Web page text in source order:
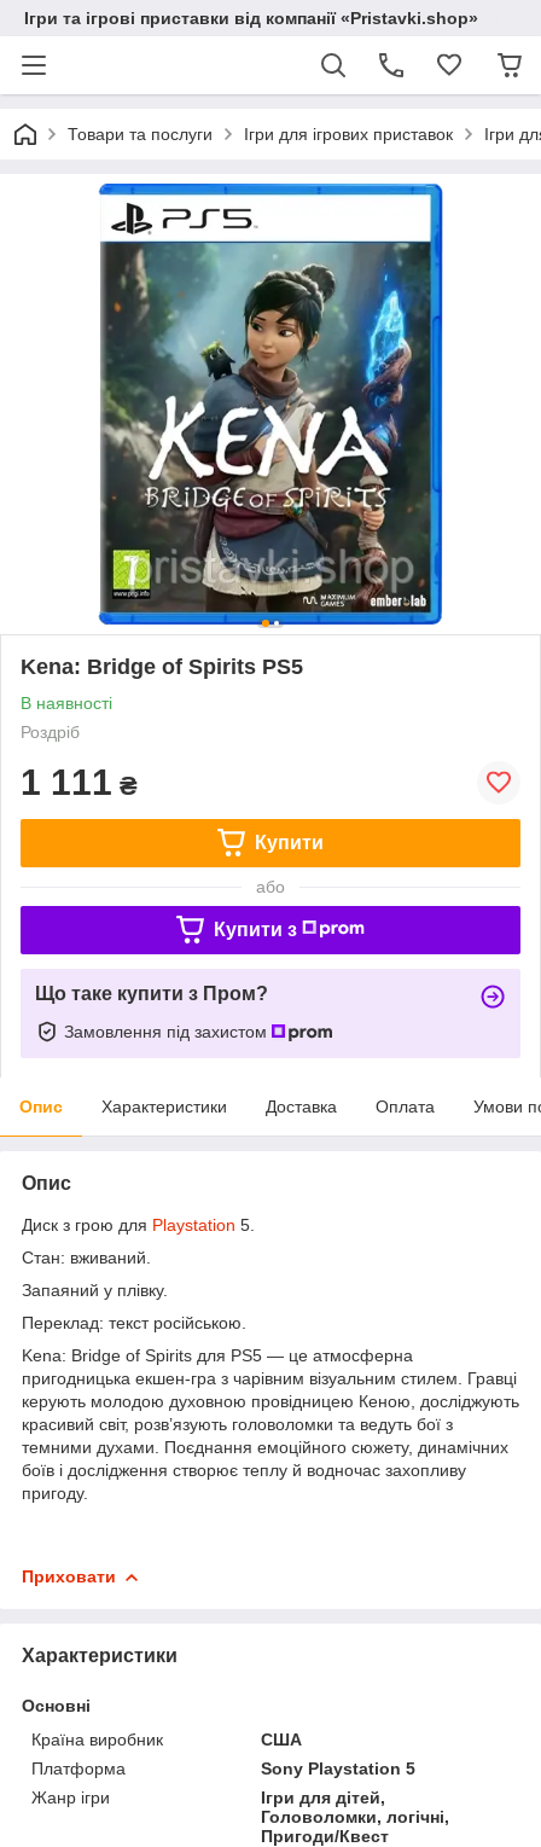
Ігри та ігрові приставки від компанії «Pristavki.shop»
Товари та послуги Ігри для ігрових приставок Ігри
Kena: Bridge of Spirits PS5
В наявності
Роздріб
1 111 ₴
Купити
або
Купити з
Що таке купити з Пром?
Замовлення під захистом
Опис Характеристики Доставка Оплата Умови
Опис
Диск з грою для Playstation 5.
Стан: вживаний.
Запаяний у плівку.
Переклад: текст російською.
Kena: Bridge of Spirits для PS5 — це атмосферна
пригодницька екшен-гра з чарівним візуальним стилем. Гравці
керують молодою духовною провідницею Кеною, досліджують
красивий світ, розв’язують головоломки та ведуть бої з
темними духами. Поєднання емоційного сюжету, динамічних
боїв і дослідження створює теплу й водночас захопливу
пригоду.
Приховати
Характеристики
Основні
Країна виробник
США
Платформа
Sony Playstation 5
Жанр ігри
Ігри для дітей,
Головоломки, логічні,
Пригоди/Квест